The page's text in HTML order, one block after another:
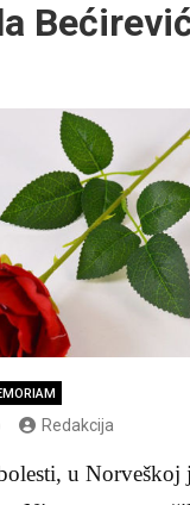
Redakcija
u Norveškoj